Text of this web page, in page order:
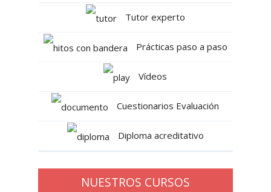
Tutor experto
Prácticas paso a paso
Vídeos
Cuestionarios Evaluación
Diploma acreditativo
NUESTROS CURSOS